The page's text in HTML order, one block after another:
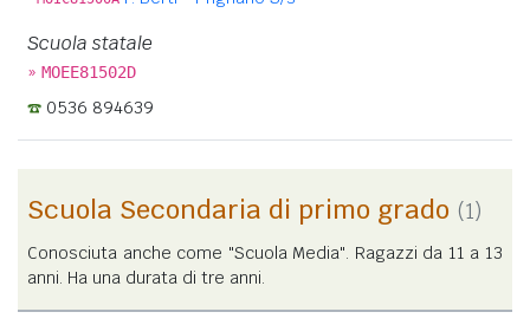
Scuola statale
» MOEE81502D
0536 894639
Scuola Secondaria di primo grado (1)
Conosciuta anche come "Scuola Media". Ragazzi da 11 a 13
anni. Ha una durata di tre anni.